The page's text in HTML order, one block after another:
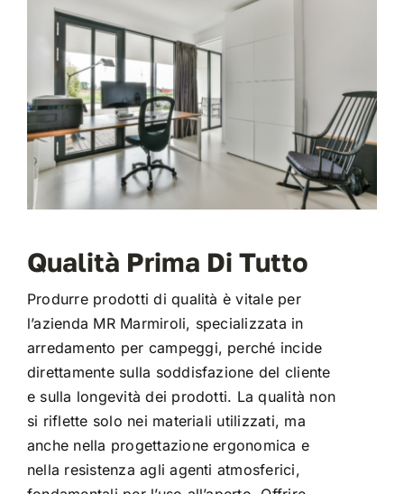
Qualità Prima Di Tutto
Produrre prodotti di qualità è vitale per
l’azienda MR Marmiroli, specializzata in
arredamento per campeggi, perché incide
direttamente sulla soddisfazione del cliente
e sulla longevità dei prodotti. La qualità non
si riflette solo nei materiali utilizzati, ma
anche nella progettazione ergonomica e
nella resistenza agli agenti atmosferici,